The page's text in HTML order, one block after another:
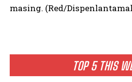
TOP 5 THIS
masing. (Red/